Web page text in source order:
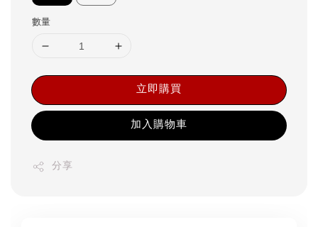
數量
立即購買
加入購物車
分享